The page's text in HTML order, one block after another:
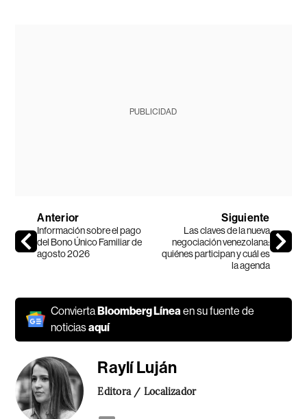
PUBLICIDAD
Anterior
Información sobre el pago
del Bono Único Familiar de
agosto 2026
Siguiente
Las claves de la nueva
negociación venezolana:
quiénes participan y cuál es
la agenda
ConviertaBloomberg Línea en su fuente de
noticiasaquí
Raylí Luján
Editora / Localizador